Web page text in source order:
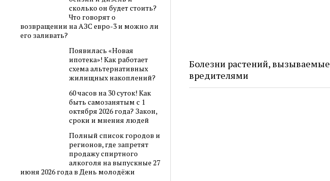
сколько он будет стоить?
Что говорят о
возвращении на АЗС евро-3 и можно ли
его заливать?
Появилась «Новая
ипотека»! Как работает
схема альтернативных
жилищных накоплений?
60 часов на 30 суток! Как
быть самозанятым с 1
октября 2026 года? Закон,
сроки и мнения людей
Полный список городов и
регионов, где запретят
продажу спиртного
алкоголя на выпускные 27
июня 2026 года в День молодёжи
Болезни растений, вызываемые
вредителями